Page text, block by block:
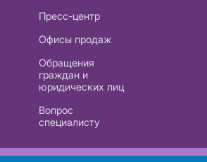
Пресс-центр
Офисы продаж
Обращения
граждан и
юридических лиц
Вопрос
специалисту